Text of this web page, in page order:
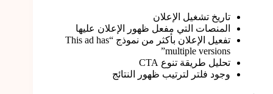
تاريخ تشغيل الإعلان
المنصات التي مفعل ظهور الإعلان عليها
تفعيل الإعلان بأكثر من نموذج “This ad has
multiple versions”
تحليل طريقة تنوع CTA
وجود فلتر لترتيب ظهور النتائج